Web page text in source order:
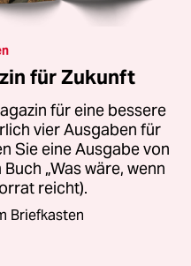
für Zukunft
für eine bessere
vier Ausgaben für
Sie eine Ausgabe von
„Was wäre, wenn
reicht).
Briefkasten